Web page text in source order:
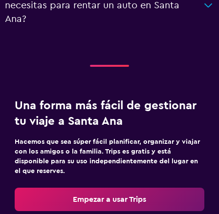
necesitas para rentar un auto en Santa
Ana?
Una forma más fácil de gestionar
tu viaje a Santa Ana
Hacemos que sea súper fácil planificar, organizar y viajar
con los amigos o la familia. Trips es gratis y está
disponible para su uso independientemente del lugar en
el que reserves.
Empezar a usar Trips